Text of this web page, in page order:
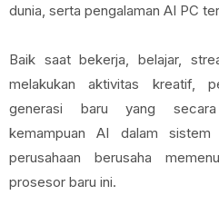
dunia, serta pengalaman AI PC
Baik saat bekerja, belajar,
melakukan aktivitas kreatif,
generasi baru yang secara
kemampuan AI dalam
perusahaan berusaha
prosesor baru ini.